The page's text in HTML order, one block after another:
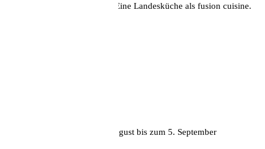
beeinflussten sich gegenseitig. Eine Landesküche als fusion cuisine.
Unsere Sommerkarte vom 4. August bis zum 5. September